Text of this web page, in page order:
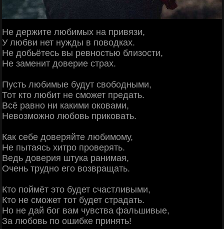
Не держите любимых на привязи,
У любви нет нужды в поводках.
Не добьётесь вы ревностью близости,
Не заменит доверие страх.
Пусть любимые будут свободными,
Тот кто любит не сможет предать.
Всё равно ни какими оковами,
Невозможно любовь приковать.
Как себе доверяйте любимому,
Не пытаясь хитро проверять.
Ведь доверия штука ранимая,
Очень трудно его возвращать.
Кто поймёт это будет счастливыми,
Кто не сможет тот будет страдать.
Но не дай бог вам чувства фальшивые,
За любовь по ошибке принять!